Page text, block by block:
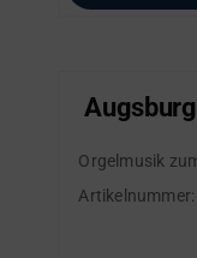
Orgelmusik
Artikelnummer: